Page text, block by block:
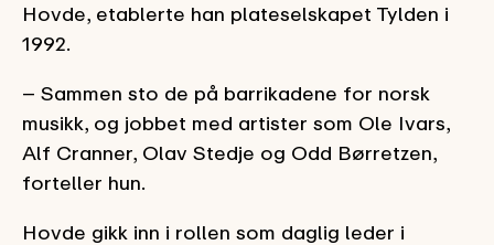
Hovde, etablerte han plateselskapet Tylden i
1992.
– Sammen sto de på barrikadene for norsk
musikk, og jobbet med artister som Ole Ivars,
Alf Cranner, Olav Stedje og Odd Børretzen,
forteller hun.
Hovde gikk inn i rollen som daglig leder i